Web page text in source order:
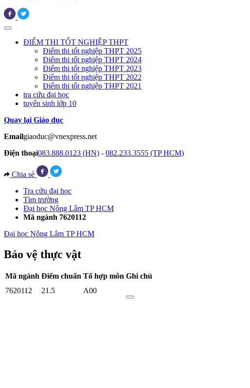
ĐIỂM THI TỐT NGHIỆP THPT
Điểm thi tốt nghiệp THPT 2025
Điểm thi tốt nghiệp THPT 2024
Điểm thi tốt nghiệp THPT 2023
Điểm thi tốt nghiệp THPT 2022
Điểm thi tốt nghiệp THPT 2021
tra cứu đại học
tuyển sinh lớp 10
Quay lại Giáo dục
Emailgiaoduc@vnexpress.net
Điện thoại083.888.0123 (HN) - 082.233.3555 (TP HCM)
Chia sẻ
Tra cứu đại học
Tìm trường
Đại học Nông Lâm TP HCM
Mã ngành 7620112
Đại học Nông Lâm TP HCM
Bảo vệ thực vật
Mã ngành Điểm chuẩn Tổ hợp môn Ghi chú
7620112
21.5 A00